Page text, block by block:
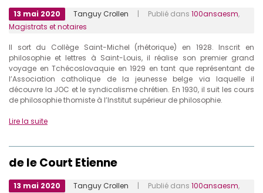
13 mai 2020 Tanguy Crollen | Publié dans 100ansaesm,
Magistrats et notaires
Il sort du Collège Saint-Michel (rhétorique) en 1928. Inscrit en
philosophie et lettres à Saint-Louis, il réalise son premier grand
voyage en Tchécoslovaquie en 1929 en tant que représentant de
l’Association catholique de la jeunesse belge via laquelle il
découvre la JOC et le syndicalisme chrétien. En 1930, il suit les cours
de philosophie thomiste à l’Institut supérieur de philosophie.
Lire la suite
de le Court Etienne
13 mai 2020 Tanguy Crollen | Publié dans 100ansaesm,